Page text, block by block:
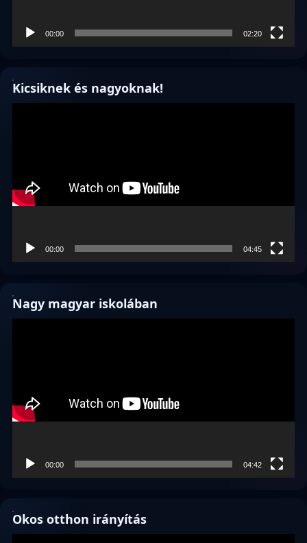
00:00 02:20
Kicsiknek és nagyoknak!
00:00 04:45
Nagy magyar iskolában
00:00 04:42
Okos otthon irányítás